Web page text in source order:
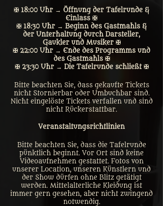
✠ 18:00 Uhr → Öffnung der Tafelrunde &
Einlass ✠
✠ 18:30 Uhr → Beginn des Gastmahls &
der Unterhaltung durch Darsteller,
Gaukler und Musiker ✠
✠ 22:00 Uhr → Ende des Programms und
des Gastmahls ✠
✠ 23:30 Uhr → Die Tafelrunde schließt ✠
Bitte beachten Sie, dass gekaufte Tickets
nicht Stornierbar oder Umbuchbar sind.
Nicht eingelöste Tickets verfallen und sind
nicht Rückerstattbar.
Veranstaltungsrichtlinien
Bitte beachten Sie, dass die Tafelrunde
pünktlich beginnt. Vor Ort sind keine
Videoaufnehmen gestattet. Fotos von
unserer Location, unseren Künstlern und
der Show dürfen ohne Blitz getätigt
werden. Mittelalterliche Kleidung ist
immer gern gesehen, aber nicht zwingend
notwendig.